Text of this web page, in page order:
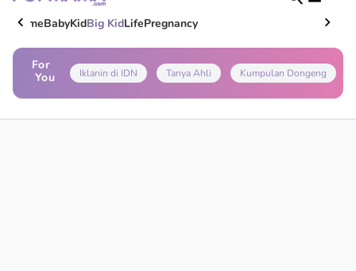
HomeBabyKidBig KidLifePregnancy
For
You
Iklanin di IDN Tanya Ahli Kumpulan Dongeng